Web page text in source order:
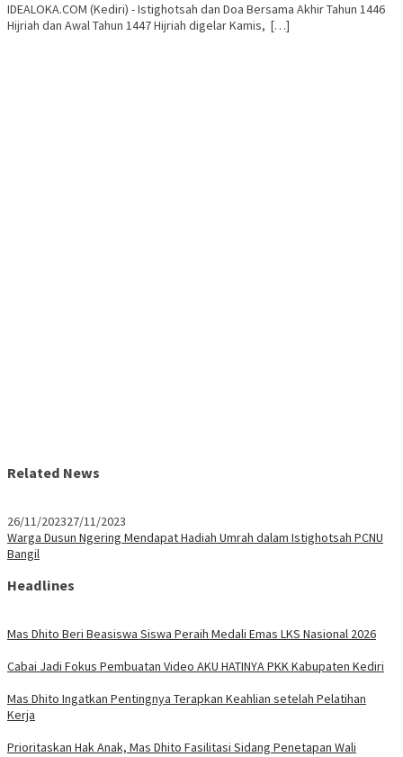
IDEALOKA.COM (Kediri) - Istighotsah dan Doa Bersama Akhir Tahun 1446
Hijriah dan Awal Tahun 1447 Hijriah digelar Kamis, […]
Related News
26/11/202327/11/2023
Warga Dusun Ngering Mendapat Hadiah Umrah dalam Istighotsah PCNU
Bangil
Headlines
Mas Dhito Beri Beasiswa Siswa Peraih Medali Emas LKS Nasional 2026
Cabai Jadi Fokus Pembuatan Video AKU HATINYA PKK Kabupaten Kediri
Mas Dhito Ingatkan Pentingnya Terapkan Keahlian setelah Pelatihan
Kerja
Prioritaskan Hak Anak, Mas Dhito Fasilitasi Sidang Penetapan Wali